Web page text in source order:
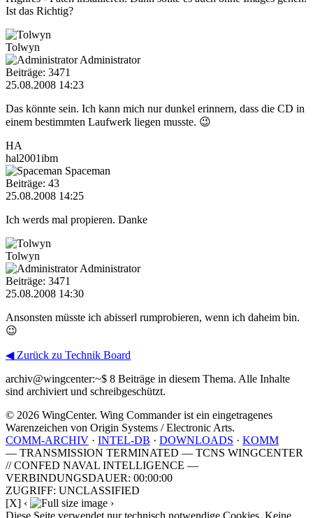
Ist das Richtig?
Tolwyn
Administrator
Beiträge: 3471
25.08.2008 14:23
Das könnte sein. Ich kann mich nur dunkel erinnern, dass die CD in
einem bestimmten Laufwerk liegen musste. 😉
HA
hal2001ibm
Spaceman
Beiträge: 43
25.08.2008 14:25
Ich werds mal propieren. Danke
Tolwyn
Administrator
Beiträge: 3471
25.08.2008 14:30
Ansonsten müsste ich abisserl rumprobieren, wenn ich daheim bin.
😉
◀ Zurück zu Technik Board
archiv@wingcenter:~$ 8 Beiträge in diesem Thema. Alle Inhalte
sind archiviert und schreibgeschützt.
© 2026 WingCenter. Wing Commander ist ein eingetragenes
Warenzeichen von Origin Systems / Electronic Arts.
COMM-ARCHIV · INTEL-DB · DOWNLOADS · KOMM
— TRANSMISSION TERMINATED — TCNS WINGCENTER
// CONFED NAVAL INTELLIGENCE —
VERBINDUNGSDAUER: 00:00:00
ZUGRIFF: UNCLASSIFIED
[X] ‹
›
Diese Seite verwendet nur technisch notwendige Cookies. Keine